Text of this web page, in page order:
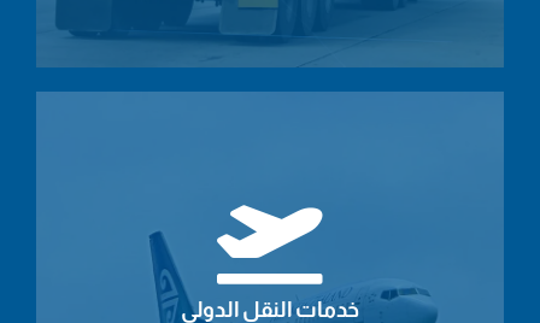
خدمات النقل الدولي